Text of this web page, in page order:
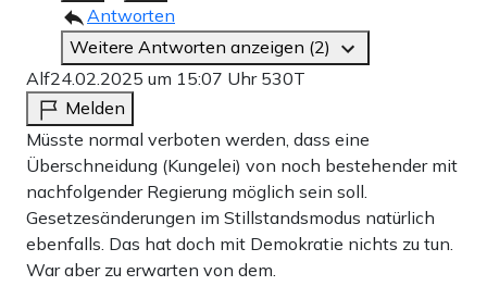
Antworten
Weitere Antworten anzeigen (2)
Alf24.02.2025 um 15:07 Uhr 530T
Melden
Müsste normal verboten werden, dass eine
Überschneidung (Kungelei) von noch bestehender mit
nachfolgender Regierung möglich sein soll.
Gesetzesänderungen im Stillstandsmodus natürlich
ebenfalls. Das hat doch mit Demokratie nichts zu tun.
War aber zu erwarten von dem.